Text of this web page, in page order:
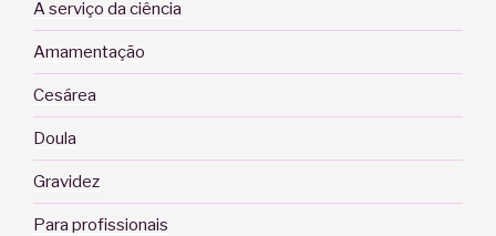
A serviço da ciência
Amamentação
Cesárea
Doula
Gravidez
Para profissionais